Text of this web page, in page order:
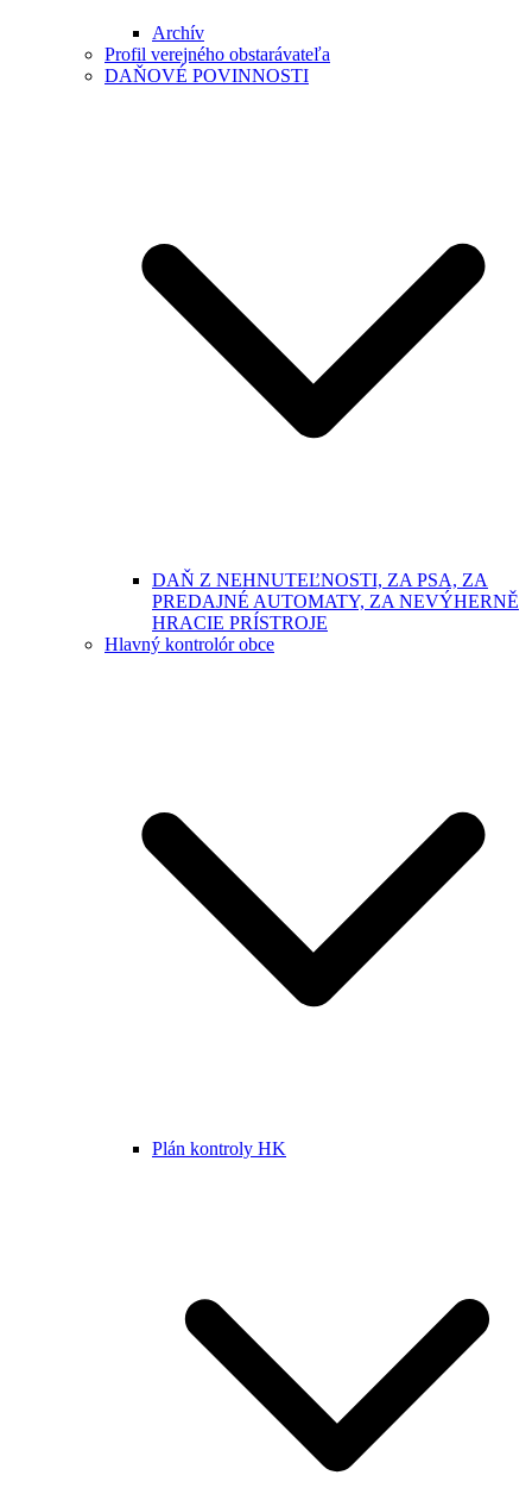
Archív
Profil verejného obstarávateľa
DAŇOVÉ POVINNOSTI
DAŇ Z NEHNUTEĽNOSTI, ZA PSA, ZA
PREDAJNÉ AUTOMATY, ZA NEVÝHERNĚ
HRACIE PRÍSTROJE
Hlavný kontrolór obce
Plán kontroly HK